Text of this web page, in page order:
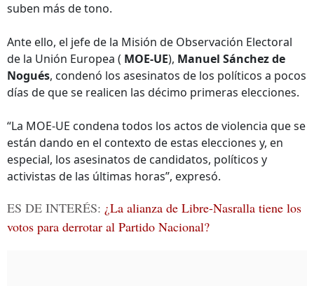
suben más de tono.
Ante ello, el jefe de la Misión de Observación Electoral
de la Unión Europea ( MOE-UE), Manuel Sánchez de
Nogués, condenó los asesinatos de los políticos a pocos
días de que se realicen las décimo primeras elecciones.
“La MOE-UE condena todos los actos de violencia que se
están dando en el contexto de estas elecciones y, en
especial, los asesinatos de candidatos, políticos y
activistas de las últimas horas”, expresó.
ES DE INTERÉS: ¿La alianza de Libre-Nasralla tiene los
votos para derrotar al Partido Nacional?